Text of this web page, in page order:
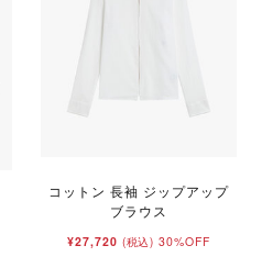
コットン 長袖 ジップアップ
ブラウス
¥27,720 (税込) 30%OFF